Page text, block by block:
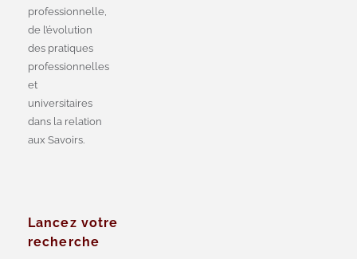
professionnelle,
de l’évolution
des pratiques
professionnelles
et
universitaires
dans la relation
aux Savoirs.
Lancez votre
recherche